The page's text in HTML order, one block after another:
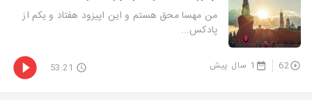
من مهسا محق هستم و این اپیزود هفتاد و یکم از
پادکس...
62 1 سال پیش 53:21